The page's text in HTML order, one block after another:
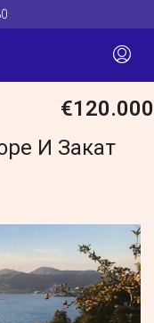
€120.000
И Закат